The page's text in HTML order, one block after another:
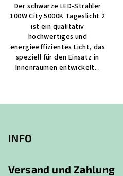
Der schwarze LED-Strahler
100W City 5000K Tageslicht 2
ist ein qualitativ
hochwertiges und
energieeffizientes Licht, das
speziell für den Einsatz in
Innenräumen entwickelt...
INFO
Versand und Zahlung